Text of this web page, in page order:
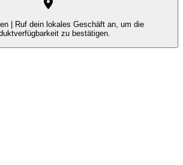
|
Ruf dein lokales Geschäft an, um die
zu bestätigen.